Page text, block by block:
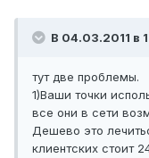
В 04.03.2011 в
тут две проблемы.
1)Ваши точки
все они в сети
Дешево это
клиентских стоит